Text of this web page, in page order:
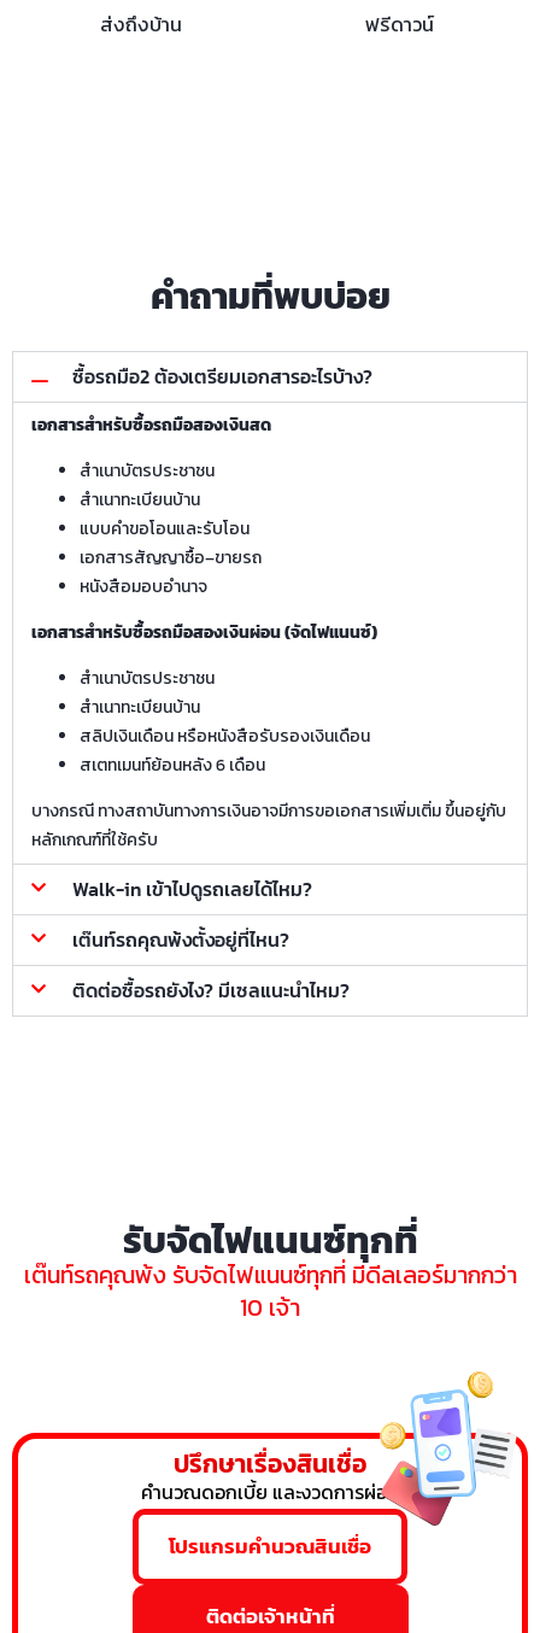
ส่งถึงบ้าน ฟรีดาวน์
คำถามที่พบบ่อย
ซื้อรถมือ2 ต้องเตรียมเอกสารอะไรบ้าง?
เอกสารสำหรับซื้อรถมือสองเงินสด
สำเนาบัตรประชาชน
สำเนาทะเบียนบ้าน
แบบคำขอโอนและรับโอน
เอกสารสัญญาซื้อ–ขายรถ
หนังสือมอบอำนาจ
เอกสารสำหรับซื้อรถมือสองเงินผ่อน (จัดไฟแนนซ์)
สำเนาบัตรประชาชน
สำเนาทะเบียนบ้าน
สลิปเงินเดือน หรือหนังสือรับรองเงินเดือน
สเตทเมนท์ย้อนหลัง 6 เดือน
บางกรณี ทางสถาบันทางการเงินอาจมีการขอเอกสารเพิ่มเติ่ม ขึ้นอยู่กับ
หลักเกณฑ์ที่ใช้ครับ
Walk-in เข้าไปดูรถเลยได้ไหม?
เต๊นท์รถคุณพ้งตั้งอยู่ที่ไหน?
ติดต่อซื้อรถยังไง? มีเซลแนะนำไหม?
รับจัดไฟแนนซ์ทุกที่
เต๊นท์รถคุณพ้ง รับจัดไฟแนนซ์ทุกที่ มีดีลเลอร์มากกว่า
10 เจ้า
ปรึกษาเรื่องสินเชื่อ
คำนวณดอกเบี้ย และงวดการผ่อน
โปรแกรมคำนวณสินเชื่อ
ติดต่อเจ้าหน้าที่